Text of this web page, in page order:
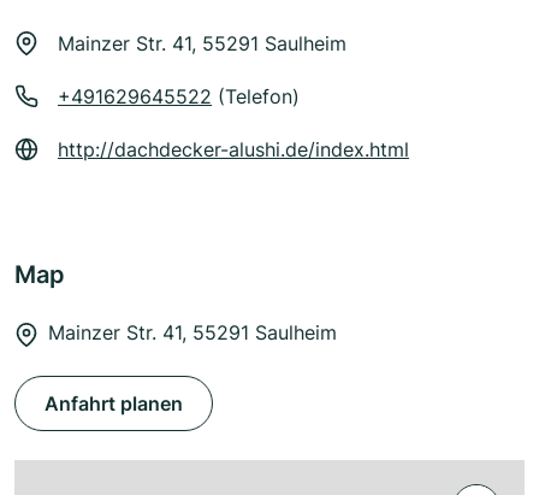
Mainzer Str. 41, 55291 Saulheim
+491629645522 (Telefon)
http://dachdecker-alushi.de/index.html
Map
Mainzer Str. 41, 55291 Saulheim
Anfahrt planen